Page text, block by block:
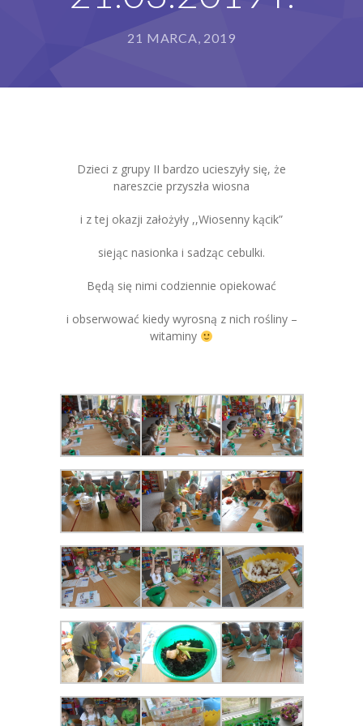
Kontakt
21 MARCA, 2019
Dzieci z grupy II bardzo ucieszyły się, że
nareszcie przyszła wiosna
i z tej okazji założyły ,,Wiosenny kącik”
siejąc nasionka i sadząc cebulki.
Będą się nimi codziennie opiekować
i obserwować kiedy wyrosną z nich rośliny –
witaminy